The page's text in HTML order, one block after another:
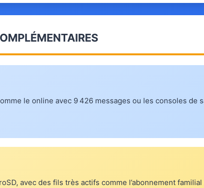
le online avec 9 426 messages ou les consoles de
avec des fils très actifs comme l’abonnement